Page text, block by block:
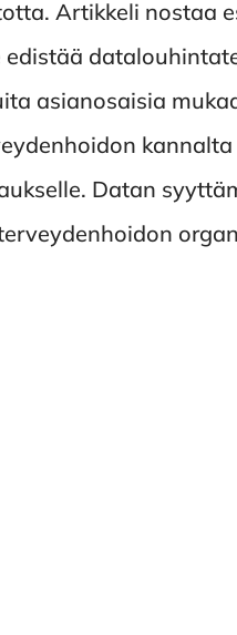
Artikkeli nostaa
asianosaisia
kannalta
Datan